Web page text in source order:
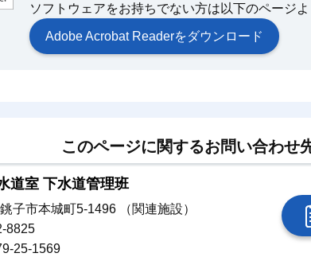
ソフトウェアをお持ちでない方は以下のページ
Adobe Acrobat Readerをダウンロード
このページに関するお問い合わせ
道室 下水道管理班
子市本城町5-1496 （関連施設）
8825
25-1569